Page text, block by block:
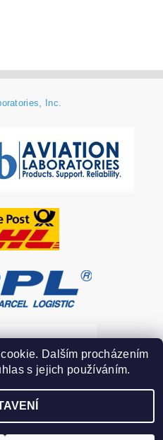
Inc.
vyhrazenaUpravit nastavení cookies
Dalším procházením
s jejich používáním.